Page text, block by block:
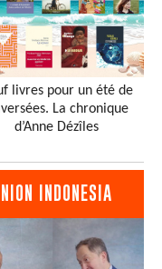
livres pour un été de
La chronique
d’Anne Dézîles
INDONESIA